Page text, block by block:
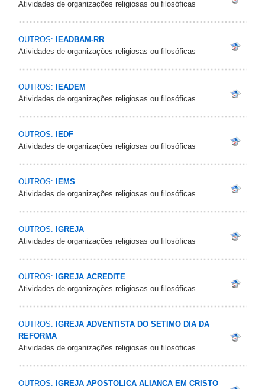
Atividades de organizações religiosas ou filosóficas
OUTROS:
IEADBAM-RR
Atividades de organizações religiosas ou filosóficas
OUTROS:
IEADEM
Atividades de organizações religiosas ou filosóficas
OUTROS:
IEDF
Atividades de organizações religiosas ou filosóficas
OUTROS:
IEMS
Atividades de organizações religiosas ou filosóficas
OUTROS: IGREJA
Atividades de organizações religiosas ou filosóficas
OUTROS: IGREJA ACREDITE
Atividades de organizações religiosas ou filosóficas
OUTROS: IGREJA ADVENTISTA DO SETIMO DIA DA
REFORMA
Atividades de organizações religiosas ou filosóficas
OUTROS: IGREJA APOSTOLICA ALIANCA EM CRISTO